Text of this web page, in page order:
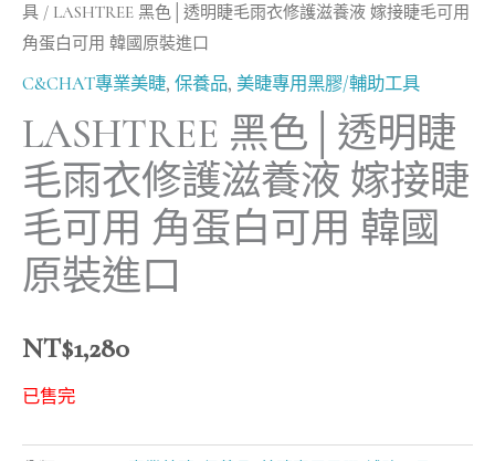
具 / LASHTREE 黑色│透明睫毛雨衣修護滋養液 嫁接睫毛可用
角蛋白可用 韓國原裝進口
C&CHAT專業美睫, 保養品, 美睫專用黑膠/輔助工具
LASHTREE 黑色│透明睫
毛雨衣修護滋養液 嫁接睫
毛可用 角蛋白可用 韓國
原裝進口
NT$1,280
已售完